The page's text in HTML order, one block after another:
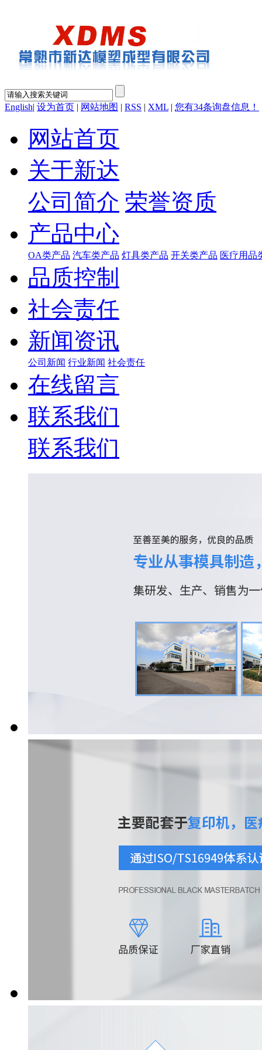
English| 设为首页 | 网站地图 | RSS | XML | 您有34条询盘信息！
网站首页
关于新达
公司简介 荣誉资质
产品中心
OA类产品 汽车类产品 灯具类产品 开关类产品 医疗用品
品质控制
社会责任
新闻资讯
公司新闻 行业新闻 社会责任
在线留言
联系我们
联系我们